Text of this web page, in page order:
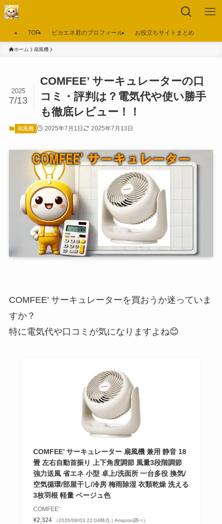
TOP ピカエネ君のプロフィール お役立ちサイトまとめ
ホーム 扇風機
COMFEE’ サーキュレーターの口
コミ・評判は？電気代や使い勝手
も徹底レビュー！！
2025
7/13
扇風機 2025年7月1日 2025年7月13日
COMFEE’ サーキュレーターを買おうか迷っていま
すか？
特に電気代や口コミが気になりますよね😊
COMFEE’ サーキュレーター 扇風機 兼用 静音 18
畳 左右自動首振り 上下角度調節 風量3段階調節
強力送風 省エネ 小型 卓上/洗面所 一台多役 換気/
空気循環/部屋干し/冷房 梅雨除湿 衣類乾燥 洗える
3枚羽根 軽量 ベージュ色
COMFEE'
¥2,324
（2026/08/03 22:04時点 | Amazon調べ）